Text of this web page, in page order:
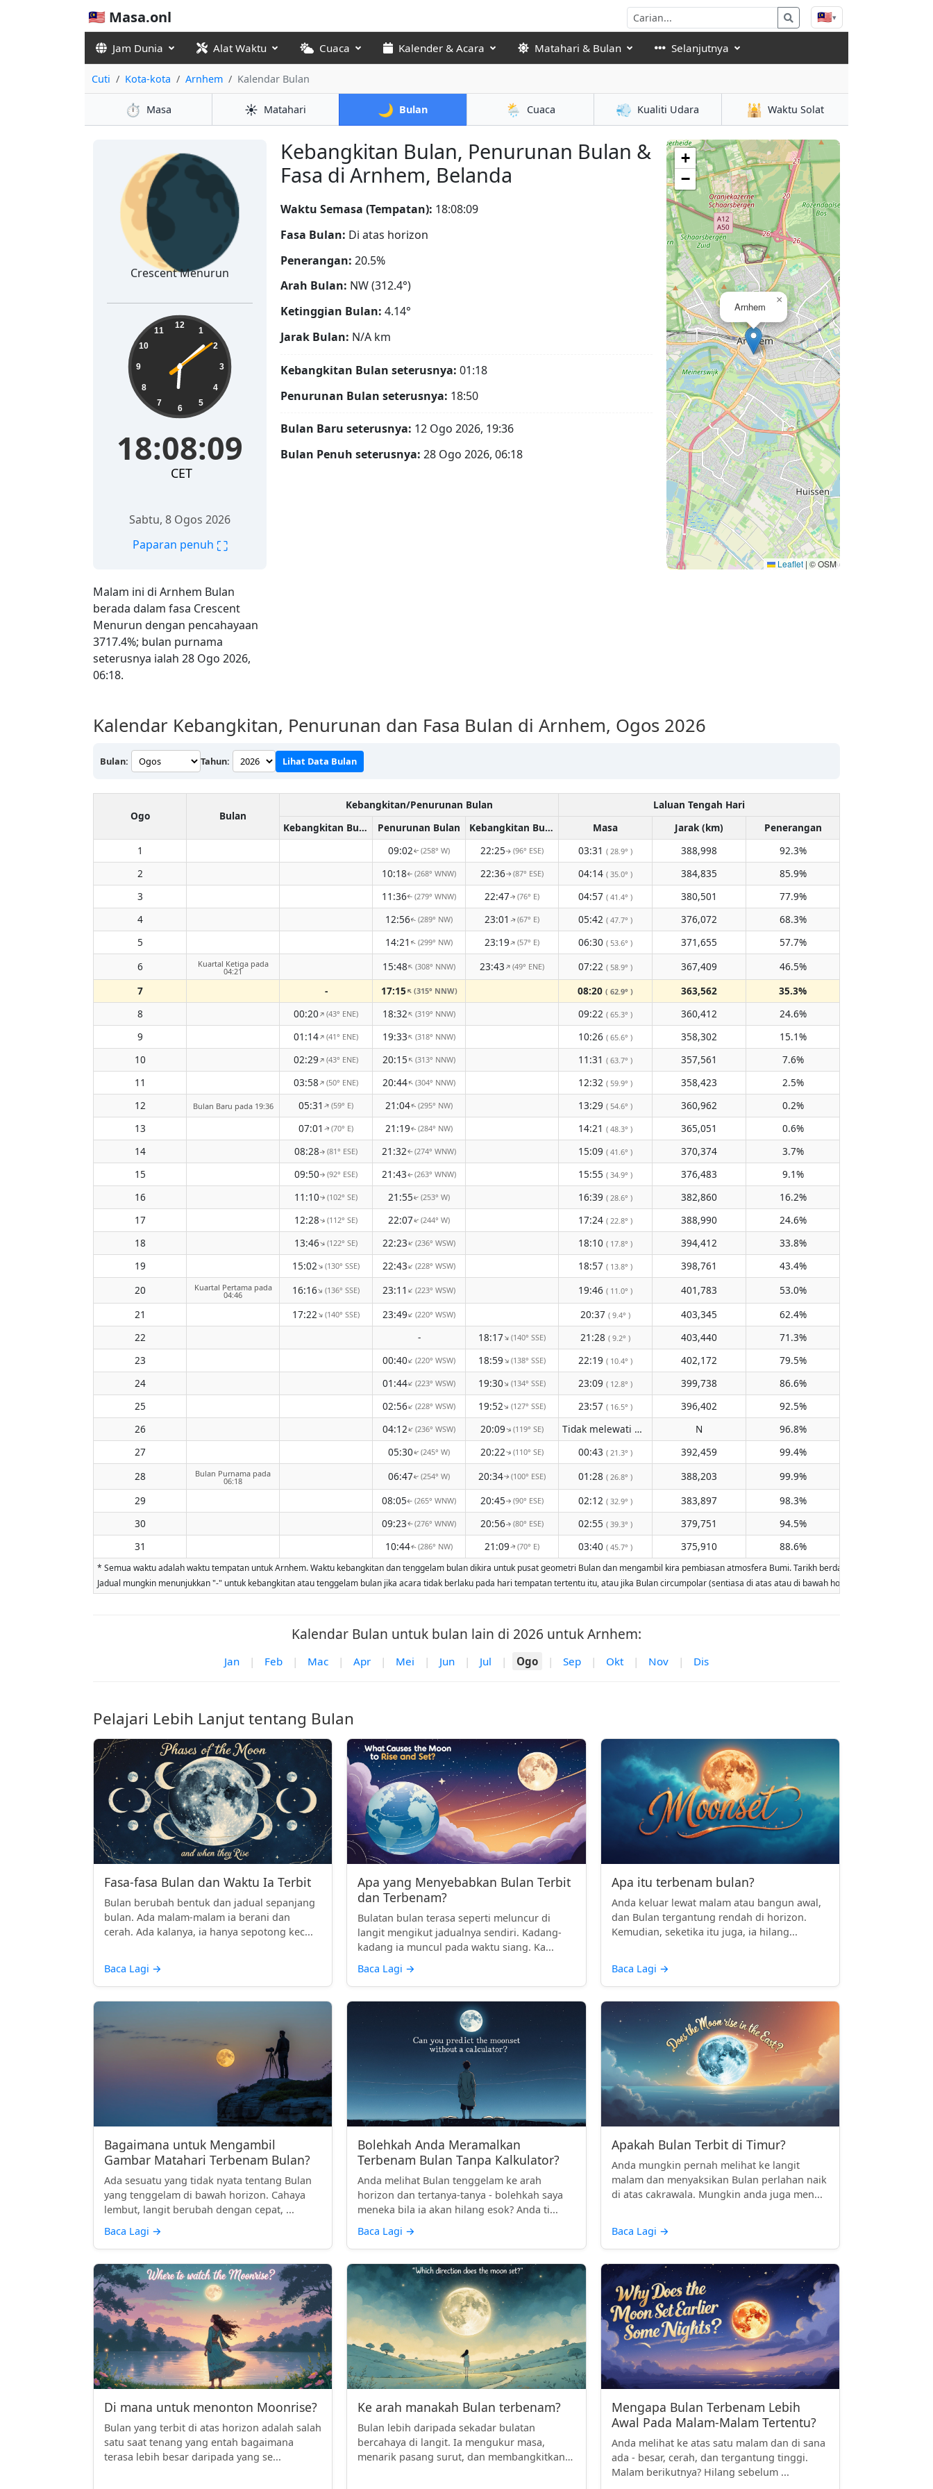
🇲🇾 Masa.onl 🇲🇾▾
Jam Dunia Alat Waktu Cuaca Kalender & Acara Matahari & Bulan Selanjutnya
Cuti Kota-kota Arnhem Kalendar Bulan
⏱️ Masa ☀️ Matahari 🌙 Bulan 🌦️ Cuaca 💨 Kualiti Udara 🕌 Waktu Solat
Kebangkitan Bulan, Penurunan Bulan &
Fasa di Arnhem, Belanda
Malam ini di Arnhem Bulan
berada dalam fasa Crescent
Menurun dengan pencahayaan
3717.4%; bulan purnama
seterusnya ialah 28 Ogo 2026,
06:18.
🌘
Crescent Menurun
18:08:10 12
1
2
3
4
5
6
7
8
9
10
11
18:08:10
CET
Sabtu, 8 Ogos 2026
Paparan penuh ⛶
Waktu Semasa (Tempatan): 18:08:10
Fasa Bulan: Di atas horizon
Penerangan: 20.5%
Arah Bulan: NW (312.4°)
Ketinggian Bulan: 4.14°
Jarak Bulan: N/A km
Kebangkitan Bulan seterusnya: 01:18
Penurunan Bulan seterusnya: 18:50
Bulan Baru seterusnya: 12 Ogo 2026, 19:36
Bulan Penuh seterusnya: 28 Ogo 2026, 06:18
Arnhem
×
+
−
Leaflet | © OSM
Kalendar Kebangkitan, Penurunan dan Fasa Bulan di Arnhem, Ogos 2026
Bulan: Tahun: Lihat Data Bulan
Ogo Bulan
Kebangkitan/Penurunan Bulan
Laluan Tengah Hari
Kebangkitan Bulan
Penurunan Bulan Kebangkitan Bulan Masa Jarak (km)
Penerangan
1
09:02↑(258° W) 22:25↑(96° ESE) 03:31 ( 28.9° ) 388,998
92.3%
2
10:18↑(268° WNW) 22:36↑(87° ESE) 04:14 ( 35.0° ) 384,835
85.9%
3
11:36↑(279° WNW) 22:47↑(76° E) 04:57 ( 41.4° ) 380,501
77.9%
4
12:56↑(289° NW) 23:01 ↑(67° E) 05:42 ( 47.7° ) 376,072
68.3%
5
14:21 ↑(299° NW) 23:19↑(57° E) 06:30 ( 53.6° ) 371,655
57.7%
6
Kuartal Ketiga pada
04:21 15:48↑(308° NNW) 23:43↑(49° ENE) 07:22 ( 58.9° ) 367,409
46.5%
7
- 17:15↑(315° NNW) 08:20 ( 62.9° ) 363,562
35.3%
8
00:20↑(43° ENE) 18:32↑(319° NNW) 09:22 ( 65.3° ) 360,412
24.6%
9
01:14↑(41° ENE) 19:33↑(318° NNW) 10:26 ( 65.6° ) 358,302
15.1%
10
02:29↑(43° ENE) 20:15↑(313° NNW) 11:31 ( 63.7° ) 357,561
7.6%
11
03:58↑(50° ENE) 20:44↑(304° NNW) 12:32 ( 59.9° ) 358,423
2.5%
12
Bulan Baru pada 19:36 05:31↑(59° E) 21:04↑(295° NW) 13:29 ( 54.6° ) 360,962
0.2%
13
07:01 ↑(70° E) 21:19↑(284° NW) 14:21 ( 48.3° ) 365,051
0.6%
14
08:28↑(81° ESE) 21:32↑(274° WNW) 15:09 ( 41.6° ) 370,374
3.7%
15
09:50↑(92° ESE) 21:43↑(263° WNW) 15:55 ( 34.9° ) 376,483
9.1%
16
11:10↑(102° SE) 21:55↑(253° W) 16:39 ( 28.6° ) 382,860
16.2%
17
12:28↑(112° SE) 22:07↑(244° W) 17:24 ( 22.8° ) 388,990
24.6%
18
13:46↑(122° SE) 22:23↑(236° WSW) 18:10 ( 17.8° ) 394,412
33.8%
19
15:02↑(130° SSE) 22:43↑(228° WSW) 18:57 ( 13.8° ) 398,761
43.4%
20
Kuartal Pertama pada
04:46 16:16↑(136° SSE) 23:11↑(223° WSW) 19:46 ( 11.0° ) 401,783
53.0%
21
17:22↑(140° SSE) 23:49↑(220° WSW) 20:37 ( 9.4° ) 403,345
62.4%
22
- 18:17↑(140° SSE) 21:28 ( 9.2° ) 403,440
71.3%
23
00:40↑(220° WSW) 18:59↑(138° SSE) 22:19 ( 10.4° ) 402,172
79.5%
24
01:44↑(223° WSW) 19:30↑(134° SSE) 23:09 ( 12.8° ) 399,738
86.6%
25
02:56↑(228° WSW) 19:52↑(127° SSE) 23:57 ( 16.5° ) 396,402
92.5%
26
04:12↑(236° WSW) 20:09↑(119° SE) Tidak melewati meridian N
96.8%
27
05:30↑(245° W) 20:22↑(110° SE) 00:43 ( 21.3° ) 392,459
99.4%
28
Bulan Purnama pada
06:18 06:47↑(254° W) 20:34↑(100° ESE) 01:28 ( 26.8° ) 388,203
99.9%
29
08:05↑(265° WNW) 20:45↑ (90° ESE) 02:12 ( 32.9° ) 383,897
98.3%
30
09:23↑(276° WNW) 20:56↑(80° ESE) 02:55 ( 39.3° ) 379,751
94.5%
31
10:44↑(286° NW) 21:09↑(70° E) 03:40 ( 45.7° ) 375,910 88.6%
* Semua waktu adalah waktu tempatan untuk Arnhem. Waktu kebangkitan dan tenggelam bulan dikira untuk pusat geometri Bulan dan mengambil kira pembiasan atmosfera Bumi. Tarikh berdasarkan kalendar
Jadual mungkin menunjukkan "-" untuk kebangkitan atau tenggelam bulan jika acara tidak berlaku pada hari tempatan tertentu itu, atau jika Bulan circumpolar (sentiasa di atas atau di bawah horizon). Dua
Kalendar Bulan untuk bulan lain di 2026 untuk Arnhem:
Jan | Feb | Mac | Apr | Mei | Jun | Jul | Ogo | Sep | Okt | Nov | Dis
Pelajari Lebih Lanjut tentang Bulan
Fasa-fasa Bulan dan Waktu Ia Terbit
Bulan berubah bentuk dan jadual sepanjang
bulan. Ada malam-malam ia berani dan
cerah. Ada kalanya, ia hanya sepotong kec...
Baca Lagi →
Apa yang Menyebabkan Bulan Terbit
dan Terbenam?
Bulatan bulan terasa seperti meluncur di
langit mengikut jadualnya sendiri. Kadang-
kadang ia muncul pada waktu siang. Ka...
Baca Lagi →
Apa itu terbenam bulan?
Anda keluar lewat malam atau bangun awal,
dan Bulan tergantung rendah di horizon.
Kemudian, seketika itu juga, ia hilang...
Baca Lagi →
Bagaimana untuk Mengambil
Gambar Matahari Terbenam Bulan?
Ada sesuatu yang tidak nyata tentang Bulan
yang tenggelam di bawah horizon. Cahaya
lembut, langit berubah dengan cepat, ...
Baca Lagi →
Bolehkah Anda Meramalkan
Terbenam Bulan Tanpa Kalkulator?
Anda melihat Bulan tenggelam ke arah
horizon dan tertanya-tanya - bolehkah saya
meneka bila ia akan hilang esok? Anda ti...
Baca Lagi →
Apakah Bulan Terbit di Timur?
Anda mungkin pernah melihat ke langit
malam dan menyaksikan Bulan perlahan naik
di atas cakrawala. Mungkin anda juga men...
Baca Lagi →
Di mana untuk menonton Moonrise?
Bulan yang terbit di atas horizon adalah salah
satu saat tenang yang entah bagaimana
terasa lebih besar daripada yang se...
Ke arah manakah Bulan terbenam?
Bulan lebih daripada sekadar bulatan
bercahaya di langit. Ia mengukur masa,
menarik pasang surut, dan membangkitkan
Mengapa Bulan Terbenam Lebih
Awal Pada Malam-Malam Tertentu?
Anda melihat ke atas satu malam dan di sana
ada - besar, cerah, dan tergantung tinggi.
Malam berikutnya? Hilang sebelum ...